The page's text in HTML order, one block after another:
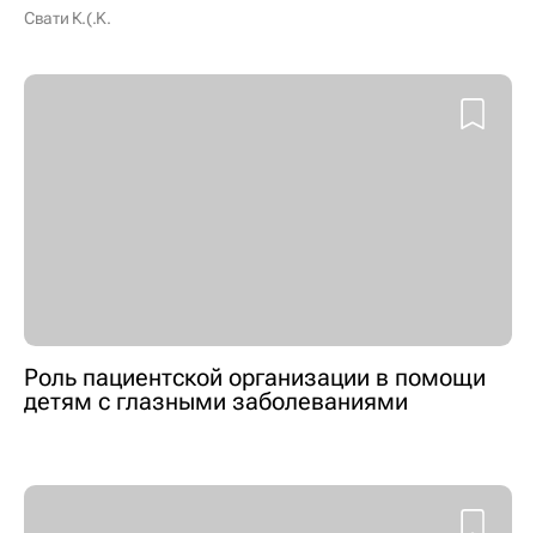
Свати К.(.K.
Роль пациентской организации в помощи
детям с глазными заболеваниями